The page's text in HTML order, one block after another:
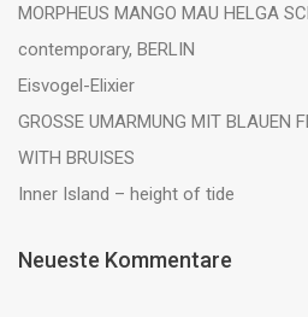
MORPHEUS MANGO MAU HELGA
contemporary, BERLIN
Eisvogel-Elixier
GROSSE UMARMUNG MIT BLAUEN
WITH BRUISES
Inner Island – height of tide
Neueste Kommentare